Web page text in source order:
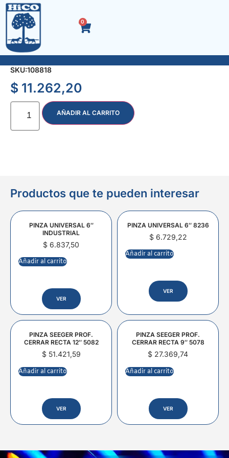
0
SACABOCADO INDIVIDUAL DE 20 mm.
SKU:108818
$ 11.262,20
AÑADIR AL CARRITO
Productos que te pueden interesar
PINZA UNIVERSAL 6″
INDUSTRIAL
$ 6.837,50
Añadir al carrito
VER
PINZA UNIVERSAL 6″ 8236
$6.729,22
Añadir al carrito
VER
PINZA SEEGER PROF.
CERRAR RECTA 12″ 5082
$51.421,59
Añadir al carrito
VER
PINZA SEEGER PROF.
CERRAR RECTA 9″ 5078
$ 27.369,74
Añadir al carrito
VER